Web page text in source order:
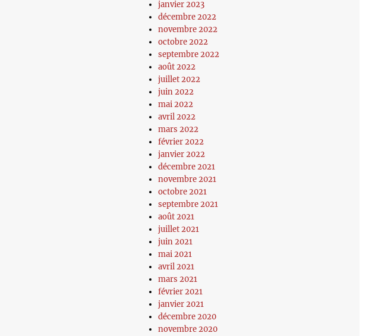
janvier 2023
décembre 2022
novembre 2022
octobre 2022
septembre 2022
août 2022
juillet 2022
juin 2022
mai 2022
avril 2022
mars 2022
février 2022
janvier 2022
décembre 2021
novembre 2021
octobre 2021
septembre 2021
août 2021
juillet 2021
juin 2021
mai 2021
avril 2021
mars 2021
février 2021
janvier 2021
décembre 2020
novembre 2020